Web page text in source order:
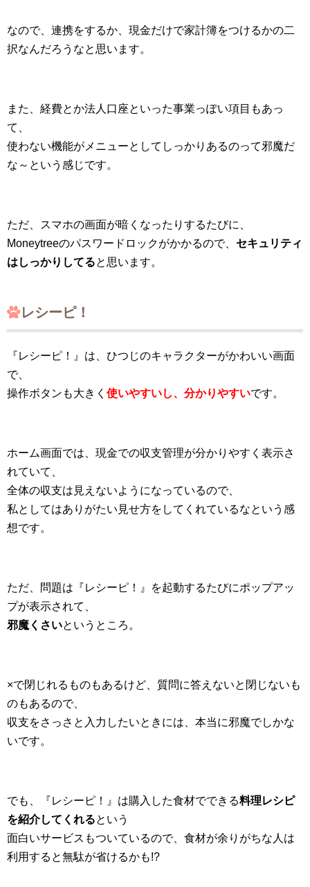
なので、連携をするか、現金だけで家計簿をつけるかの二
択なんだろうなと思います。
また、経費とか法人口座といった事業っぽい項目もあっ
て、
使わない機能がメニューとしてしっかりあるのって邪魔だ
な～という感じです。
ただ、スマホの画面が暗くなったりするたびに、
Moneytreeのパスワードロックがかかるので、 セキュリティ
はしっかりしてると思います。
レシーピ！
『レシーピ！』は、ひつじのキャラクターがかわいい画面
で、
操作ボタンも大きく 使いやすいし、分かりやすいです。
ホーム画面では、現金での収支管理が分かりやすく表示さ
れていて、
全体の収支は見えないようになっているので、
私としてはありがたい見せ方をしてくれているなという感
想です。
ただ、問題は『レシーピ！』を起動するたびにポップアッ
プが表示されて、
邪魔くさいというところ。
×で閉じれるものもあるけど、質問に答えないと閉じないも
のもあるので、
収支をさっさと入力したいときには、本当に邪魔でしかな
いです。
でも、『レシーピ！』は購入した食材でできる料理レシピ
を紹介してくれるという
面白いサービスもついているので、食材が余りがちな人は
利用すると無駄が省けるかも!?